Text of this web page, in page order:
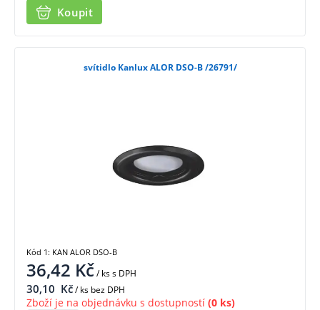
Koupit
svítidlo Kanlux ALOR DSO-B /26791/
36,42 Kč/ kss DPH
30,10 Kč/ ks bez DPH
Zboží je na objednávku s dostupností (0 ks)
Kód 1: KAN ALOR DSO-B